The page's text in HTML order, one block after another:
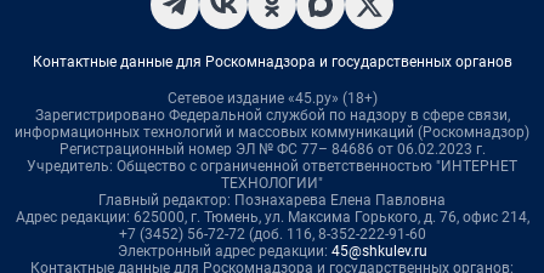
Контактные данные для Роскомнадзора и государственных органов
Сетевое издание «45.ру» (18+)
Зарегистрировано Федеральной службой по надзору в сфере связи,
информационных технологий и массовых коммуникаций (Роскомнадзор)
Регистрационный номер ЭЛ № ФС 77– 84686 от 06.02.2023 г.
Учредитель: Общество с ограниченной ответственностью "ИНТЕРНЕТ
ТЕХНОЛОГИИ"
Главный редактор: Познахарева Елена Павловна
Адрес редакции: 625000, г. Тюмень, ул. Максима Горького, д. 76, офис 214,
+7 (3452) 56-72-72 (доб. 116, 8-352-222-91-60
Электронный адрес редакции: 45@shkulev.ru
Контактные данные для Роскомнадзора и государственных органов: